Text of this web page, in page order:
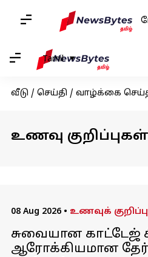
Tamil
வீடு / செய்தி / வாழ்க்கை
உணவு
08 Aug 2026 • உணவுக்
சுவையான காட்டேஜ்
ஆரோக்கியமான